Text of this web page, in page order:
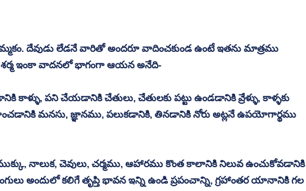
దేవుడు లేడనే వారితో అందరూ వాదించకుండ ఉంటే ఇతను మాత్రము
శర్మ ఇంకా వాదనలో భాగంగా ఆయన అనేది-
పని చేయడానికి చేతులు, చేతులకు పట్టు ఉండడానికి వ్రేళ్ళు, కాళ్ళకు
మనసు, జ్ఞానము, పలుకడానికి, తినడానికి నోరు అట్లనే ఉపయోగార్థము
నాలుక, చెవులు, చర్మము, ఆహారము కొంత కాలానికి నిలువ ఉంచుకోవడానికి
అందులో కలిగే తృప్తి భావన ఇన్ని ఉండి ప్రపంచాన్ని, గ్రహాంతర యానానికి గల